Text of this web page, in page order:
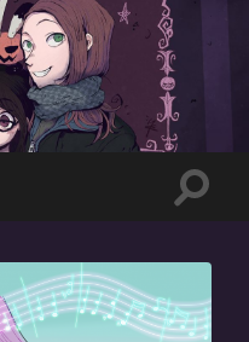
Toggle